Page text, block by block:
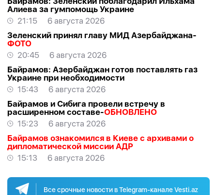
Алиева за гумпомощь Украине
21:15
6 августа 2026
Зеленский принял главу МИД Азербайджана-
ФОТО
20:45
6 августа 2026
Байрамов: Азербайджан готов поставлять газ
Украине при необходимости
15:43
6 августа 2026
Байрамов и Сибига провели встречу в
расширенном составе-ОБНОВЛЕНО
15:23
6 августа 2026
Байрамов ознакомился в Киеве с архивами о
дипломатической миссии АДР
15:13
6 августа 2026
Все срочные новости в Telegram-канале Vesti.az